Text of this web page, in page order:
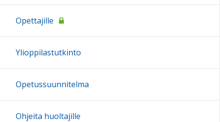
Opettajille
Ylioppilastutkinto
Opetussuunnitelma
Ohjeita huoltajille